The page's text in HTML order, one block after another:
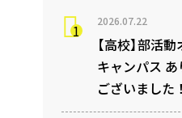
2026.07.22
【高校】部活
キャンパス あ
ございました！